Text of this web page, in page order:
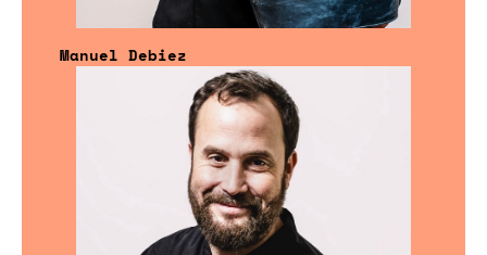
Manuel Debiez